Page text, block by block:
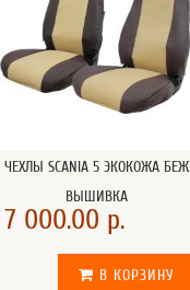
ЧЕХЛЫ SCANIA 5 ЭКОКОЖА БЕЖ
ВЫШИВКА
7 000.00 р.
В КОРЗИНУ